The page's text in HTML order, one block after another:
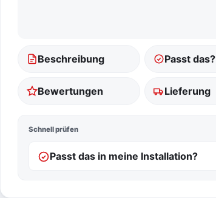
Beschreibung Passt das?
Bewertungen Lieferung
Schnell prüfen
Passt das in meine Installation?